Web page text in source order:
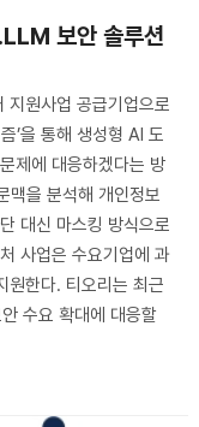
보안 솔루션
원사업 공급기업으로
’을 통해 생성형 AI 도
제에 대응하겠다는 방
맥을 분석해 개인정보
대신 마스킹 방식으로
사업은 수요기업에 과
원한다. 티오리는 최근
수요 확대에 대응할